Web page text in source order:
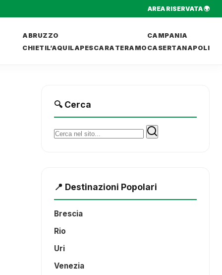
AREA RISERVATA 🌍
ABRUZZO
CHIETIL’AQUILAPESCARA TERAMO
CAMPANIA
CASERTANAPOLI
🔍 Cerca
Cerca:
📍 Destinazioni Popolari
Brescia
Rio
Uri
Venezia